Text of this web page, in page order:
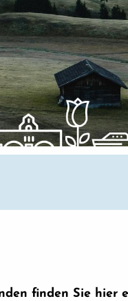
finden Sie hier